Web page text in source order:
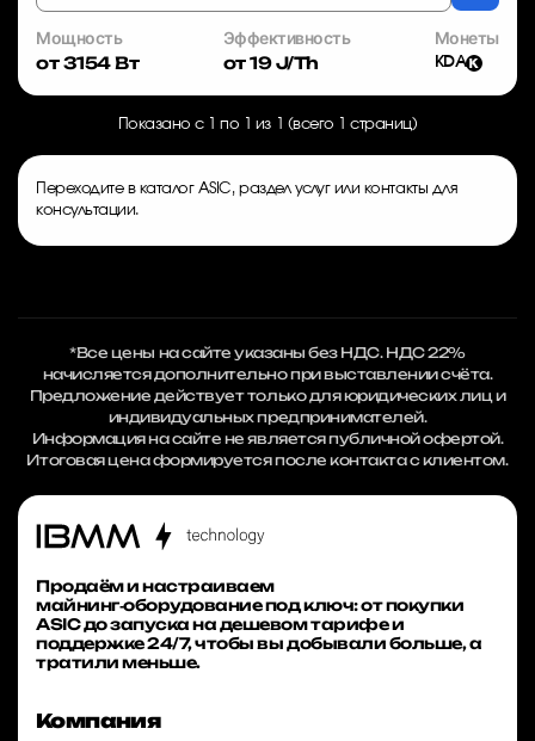
Мощность
от 3154 Вт
Эффективность
от 19 J/Th
Монеты
KDA
Показано с 1 по 1 из 1 (всего 1 страниц)
Переходите в каталог ASIC, раздел услугили контакты для
консультации.
*Все цены на сайте указаны без НДС. НДС 22%
начисляется дополнительно при выставлении счёта.
Предложение действует только для юридических лиц и
индивидуальных предпринимателей.
Информация на сайте не является публичной офертой.
Итоговая цена формируется после контакта с клиентом.
Продаём и настраиваем
майнинг‑оборудование под ключ: от покупки
ASIC до запуска на дешевом тарифе и
поддержке 24/7, чтобы вы добывали больше, а
тратили меньше.
Компания